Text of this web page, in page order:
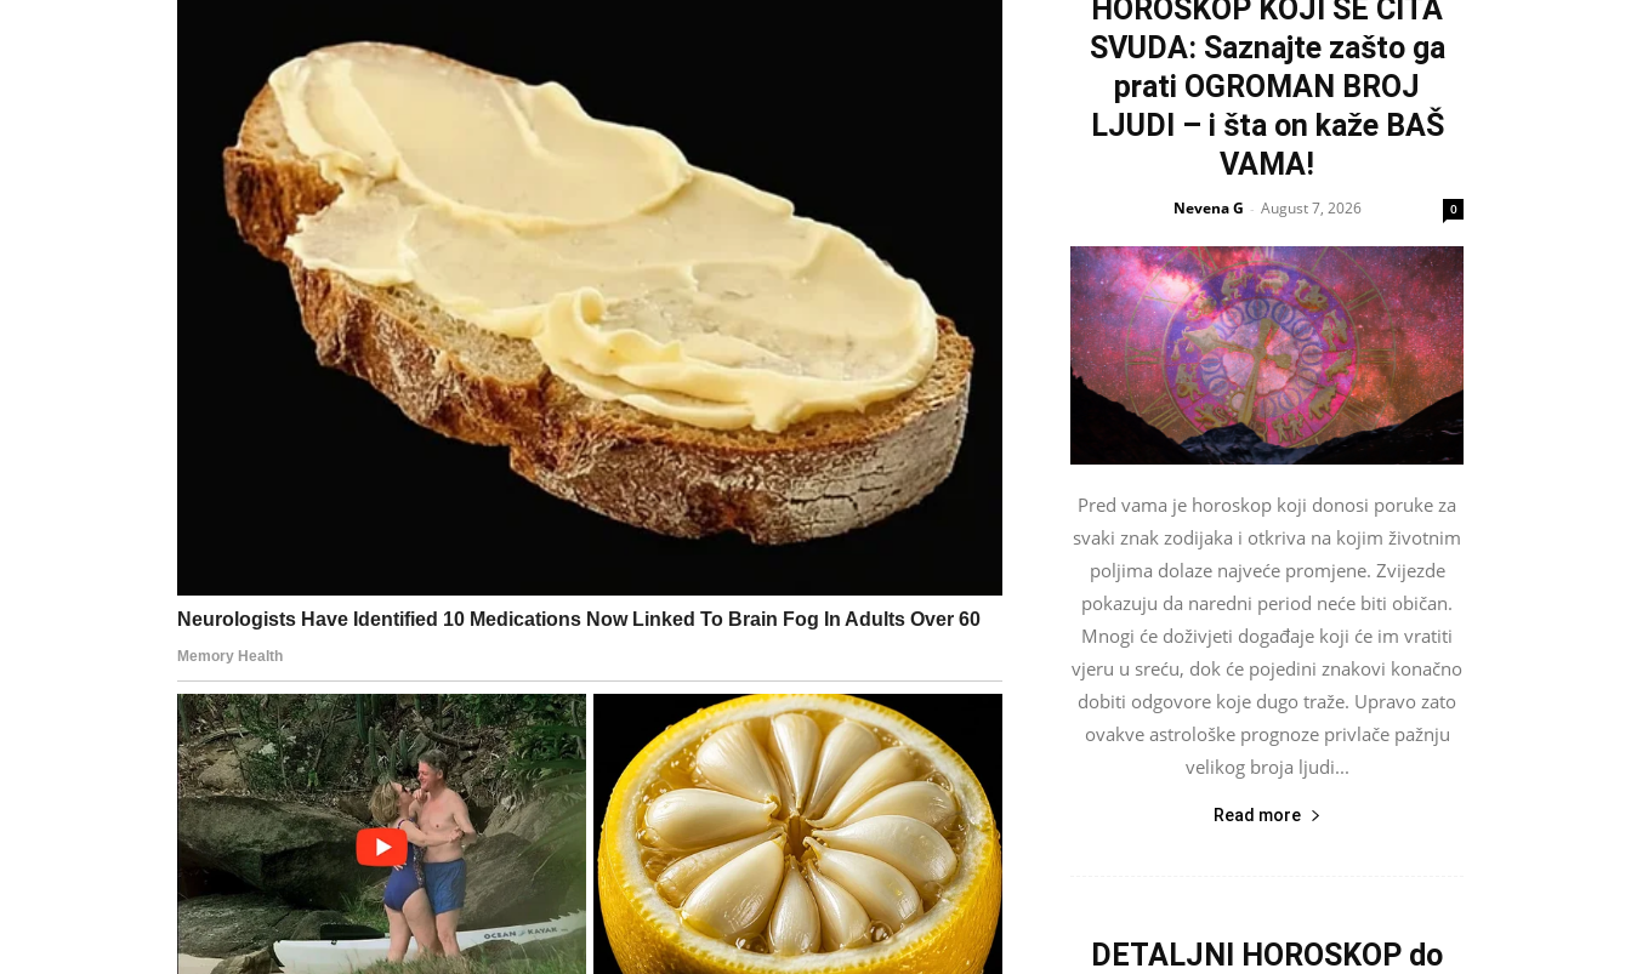
Ovo je sedmica stabilnosti, ali i ozbiljnog promišljanja. Novac je pod kontrolom ako se držiš plana,
ali svako skretanje u „sitne užitke“ može napraviti rupu u budžetu. Mogući su razgovori o plati,
honoraru, vraćanju duga ili dugoročnom ulaganju. Ako razmišljaš o većem trošku – odloži ga dok
ne sagledaš širu sliku.
Sigurnost se ne gradi trošenjem, već mudrim čekanjem.
pomenuti priliku usput, ali ona krije potencijal. Ipak, pazi na nejasne uslove, sitna slova i obećanja
bez pokrića. Moguć je priliv novca kroz kraći posao, honorar ili pomoć, ali i rasipanje ako se ne
fokusiraš.
Novčani savet:Jedna dobra odluka vredi više od deset ideja bez realizacije.
RAK
Novac je ove sedmice snažno povezan sa emocijama. Troškovi često idu na porodicu, dom ili
druge ljude, čak i kada sebi kažeš da „nije pametan trenutak“. Do kraja sedmice može stići manja
pomoć, povraćaj ili olakšanje, ali samo ako ne opteretiš budžet emotivnim kupovinama.
HOROSKOP KOJI SE ČITA
SVUDA: Saznajte zašto ga
prati OGROMAN BROJ
LJUDI – i šta on kaže BAŠ
VAMA!
Nevena G - August 7, 2026 0
Pred vama je horoskop koji donosi poruke za
svaki znak zodijaka i otkriva na kojim životnim
poljima dolaze najveće promjene. Zvijezde
pokazuju da naredni period neće biti običan.
Mnogi će doživjeti događaje koji će im vratiti
vjeru u sreću, dok će pojedini znakovi konačno
dobiti odgovore koje dugo traže. Upravo zato
ovakve astrološke prognoze privlače pažnju
velikog broja ljudi...
Read more
DETALJNI HOROSKOP do